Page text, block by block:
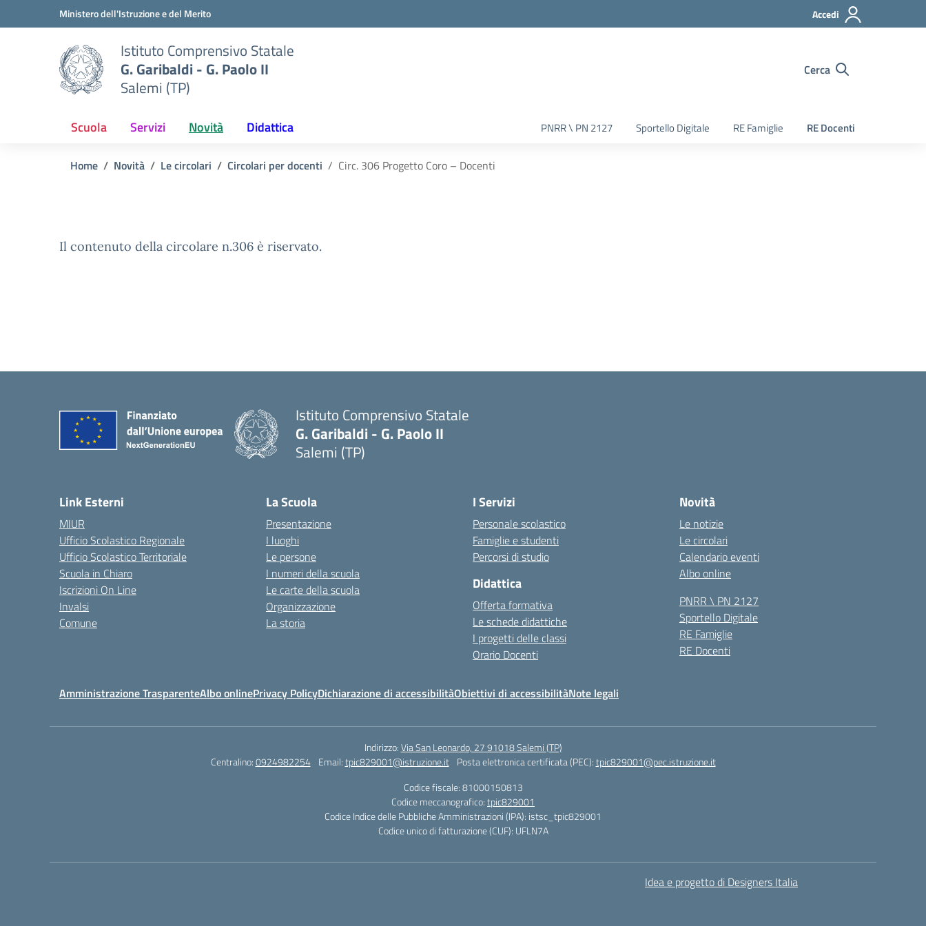
Vai ai contenuti
Vai al menu di navigazioneMinistero dell'Istruzione e del Merito Accedi
Istituto Comprensivo Statale
G. Garibaldi - G. Paolo II
Salemi (TP)
Cerca
Scuola Servizi Novità Didattica PNRR \ PN 2127 Sportello Digitale RE Famiglie RE Docenti
Home Novità Le circolari Circolari per docenti Circ. 306 Progetto Coro – Docenti
Il contenuto della circolare n.306 è riservato.
Istituto Comprensivo Statale
G. Garibaldi - G. Paolo II
Salemi (TP)
Link Esterni
MIUR
Ufficio Scolastico Regionale
Ufficio Scolastico Territoriale
Scuola in Chiaro
Iscrizioni On Line
Invalsi
Comune
La Scuola
Presentazione
I luoghi
Le persone
I numeri della scuola
Le carte della scuola
Organizzazione
La storia
I Servizi
Personale scolastico
Famiglie e studenti
Percorsi di studio
Didattica
Offerta formativa
Le schede didattiche
I progetti delle classi
Orario Docenti
Novità
Le notizie
Le circolari
Calendario eventi
Albo online
PNRR \ PN 2127
Sportello Digitale
RE Famiglie
RE Docenti
Amministrazione TrasparenteAlbo onlinePrivacy PolicyDichiarazione di accessibilitàObiettivi di accessibilitàNote legali
Indirizzo:Via San Leonardo, 27 91018 Salemi (TP)
Centralino:0924982254 Email:tpic829001@istruzione.it Posta elettronica certificata (PEC):tpic829001@pec.istruzione.it
Codice fiscale: 81000150813
Codice meccanografico:tpic829001
Codice Indice delle Pubbliche Amministrazioni (IPA): istsc_tpic829001
Codice unico di fatturazione (CUF): UFLN7A
Idea e progetto di Designers Italia